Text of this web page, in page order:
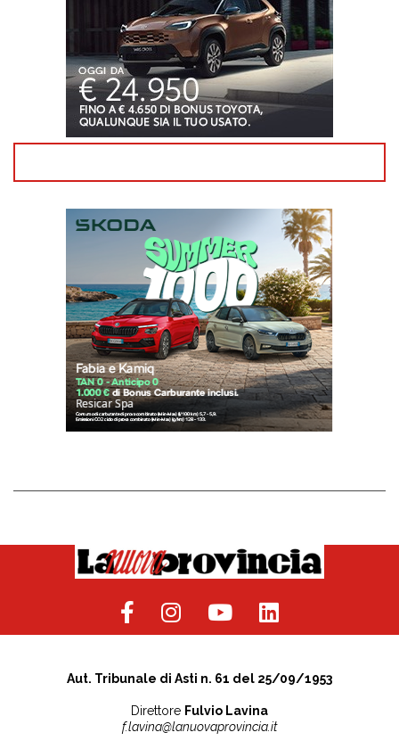
Aut. Tribunale di Asti n. 61 del 25/09/1953
Direttore Fulvio Lavina
f.lavina@lanuovaprovincia.it